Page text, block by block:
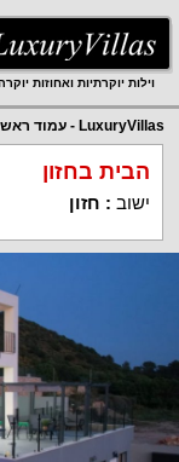
וילות יוקרתיות ואחוזות
LuxuryVillas - עמוד ראשי
הבית בחזון
ישוב : חזון